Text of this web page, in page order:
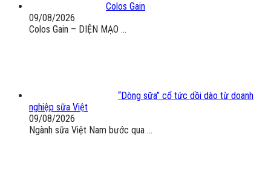
Colos Gain
09/08/2026
Colos Gain – DIỆN MẠO ...
“Dòng sữa” cổ tức dồi dào từ doanh
nghiệp sữa Việt
09/08/2026
Ngành sữa Việt Nam bước qua ...